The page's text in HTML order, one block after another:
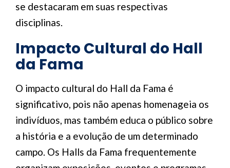
se destacaram em suas respectivas
disciplinas.
Impacto Cultural do Hall
da Fama
O impacto cultural do Hall da Fama é
significativo, pois não apenas homenageia os
indivíduos, mas também educa o público sobre
a história e a evolução de um determinado
campo. Os Halls da Fama frequentemente